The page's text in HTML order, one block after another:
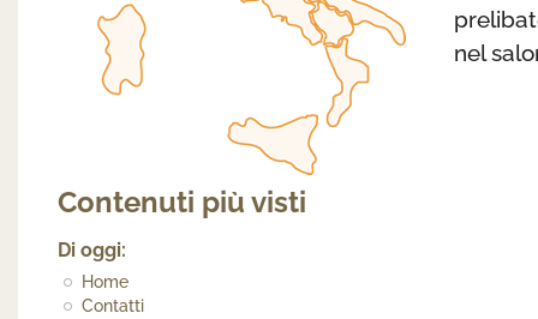
Contenuti più visti
Di oggi:
Home
Contatti
nel